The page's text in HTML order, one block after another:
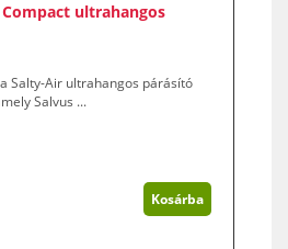
ultrahangos
Salty-Air ultrahangos párásító
Salvus ...
Kosárba